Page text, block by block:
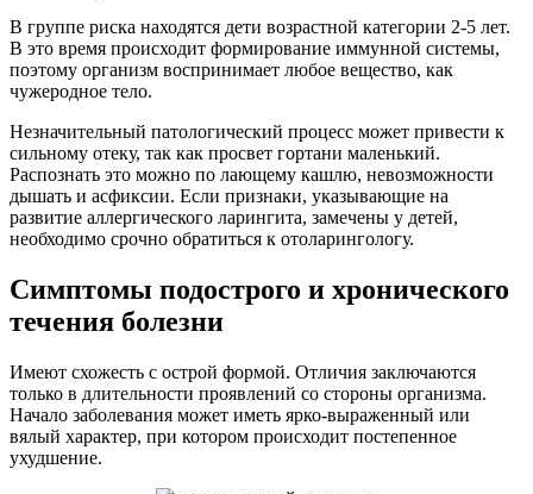
В группе риска находятся дети возрастной категории 2-5 лет.
В это время происходит формирование иммунной системы,
поэтому организм воспринимает любое вещество, как
чужеродное тело.
Незначительный патологический процесс может привести к
сильному отеку, так как просвет гортани маленький.
Распознать это можно по лающему кашлю, невозможности
дышать и асфиксии. Если признаки, указывающие на
развитие аллергического ларингита, замечены у детей,
необходимо срочно обратиться к отоларингологу.
Симптомы подострого и хронического
течения болезни
Имеют схожесть с острой формой. Отличия заключаются
только в длительности проявлений со стороны организма.
Начало заболевания может иметь ярко-выраженный или
вялый характер, при котором происходит постепенное
ухудшение.